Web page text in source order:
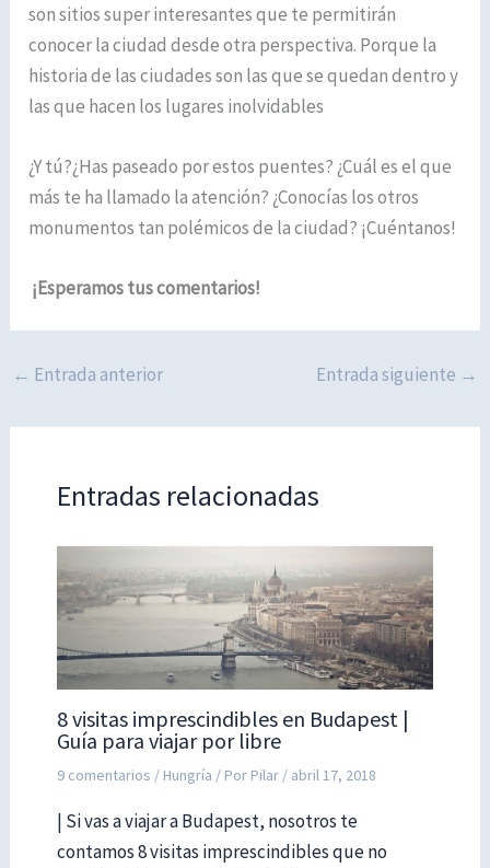
son sitios super interesantes que te permitirán
conocer la ciudad desde otra perspectiva. Porque la
historia de las ciudades son las que se quedan dentro y
las que hacen los lugares inolvidables
¿Y tú?¿Has paseado por estos puentes? ¿Cuál es el que
más te ha llamado la atención? ¿Conocías los otros
monumentos tan polémicos de la ciudad? ¡Cuéntanos!
¡Esperamos tus comentarios!
← Entrada anterior Entrada siguiente →
Entradas relacionadas
8 visitas imprescindibles en Budapest |
Guía para viajar por libre
9 comentarios / Hungría / Por Pilar / abril 17, 2018
| Si vas a viajar a Budapest, nosotros te
contamos 8 visitas imprescindibles que no